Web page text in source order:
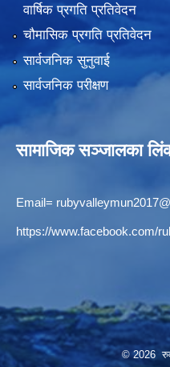
वार्षिक प्रगति प्रतिवेदन
चौमासिक प्रगति प्रतिवेदन
सार्वजनिक सुनुवाई
सार्वजनिक परीक्षण
सामाजिक सञ्जालका
Email=
https://www.facebook.com/
© 2026